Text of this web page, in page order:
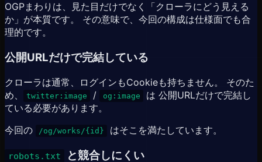
OGPまわりは、見た目だけでなく「クローラにどう見える
か」が本質です。 その意味で、今回の構成は仕様面でも合
理的です。
公開URLだけで完結している
クローラは通常、ログインもCookieも持ちません。 そのた
め、
twitter:image / og:image
は 公開URLだけで完結し
ている必要があります。
今回の
/og/works/{id} はそこを満たしています。
robots.txt と競合しにくい